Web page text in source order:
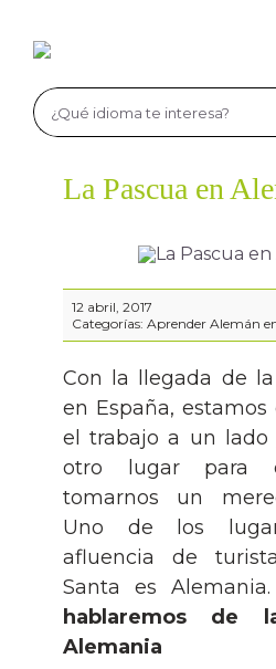
contenido
La Academia
La academia de idiomas
Profesores de Idiomas en
Idiomas, niveles y
Aprender Inglés
Cursos de inglés
Niveles y certificaciones de
Exámenes Cambridge
Estancias en el extranjero
Curso escolar en el extranjero
Campamentos
Aprender Francés
Cursos de francés
Niveles y certificaciones de
Aprender Alemán
Cursos de alemán
Niveles y certificaciones de
Exámenes Goethe Institute
Matriculación
Recursos
Suscríbete a la newsletter
Contacto
Buscar:
La Pascua en
12 abril, 2017
Categorías:Aprender Alemán
Con la llegada de
en España,
el trabajo a un lado
otro lugar para
tomarnos un
Uno de los
afluencia de
Santa es Alemania.
hablaremos de
Alemania